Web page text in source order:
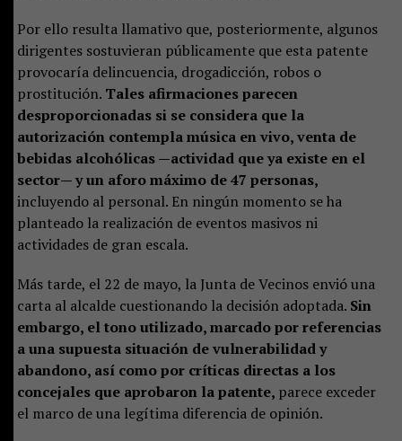
Por ello resulta llamativo que, posteriormente, algunos
dirigentes sostuvieran públicamente que esta patente
provocaría delincuencia, drogadicción, robos o
prostitución. Tales afirmaciones parecen
desproporcionadas si se considera que la
autorización contempla música en vivo, venta de
bebidas alcohólicas —actividad que ya existe en el
sector— y un aforo máximo de 47 personas,
incluyendo al personal. En ningún momento se ha
planteado la realización de eventos masivos ni
actividades de gran escala.
Más tarde, el 22 de mayo, la Junta de Vecinos envió una
carta al alcalde cuestionando la decisión adoptada. Sin
embargo, el tono utilizado, marcado por referencias
a una supuesta situación de vulnerabilidad y
abandono, así como por críticas directas a los
concejales que aprobaron la patente, parece exceder
el marco de una legítima diferencia de opinión.